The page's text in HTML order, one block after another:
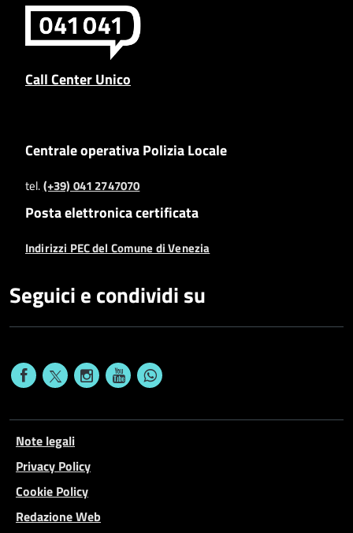
Call Center Unico
Centrale operativa Polizia Locale
tel.(+39) 041 2747070
Posta elettronica certificata
Indirizzi PEC del Comune di Venezia
Seguici e condividi su
Note legali
Privacy Policy
Cookie Policy
Redazione Web